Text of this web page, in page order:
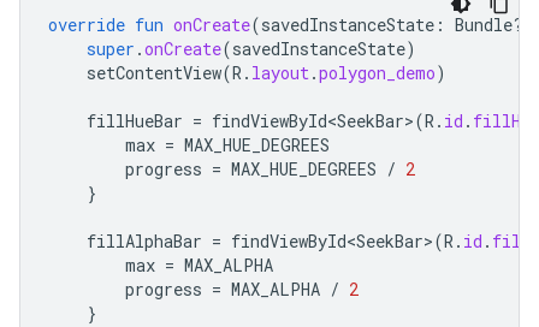
override fun onCreate(savedInstanceState : Bundle?)
super .onCreate(savedInstanceState)
setContentView(R . layout.polygon_demo)
fillHueBar = findViewById<SeekBar>(R . id .
max = MAX_HUE_DEGREES
progress = MAX_HUE_DEGREES / 2
}
fillAlphaBar = findViewById<SeekBar>(R . id .
max = MAX_ALPHA
progress = MAX_ALPHA / 2
}